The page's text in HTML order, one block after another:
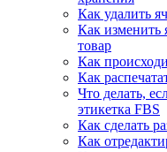
Как удалить
Как изменить
товар
Как
Как
Что делать,
этикетка FBS
Как сделать
Как